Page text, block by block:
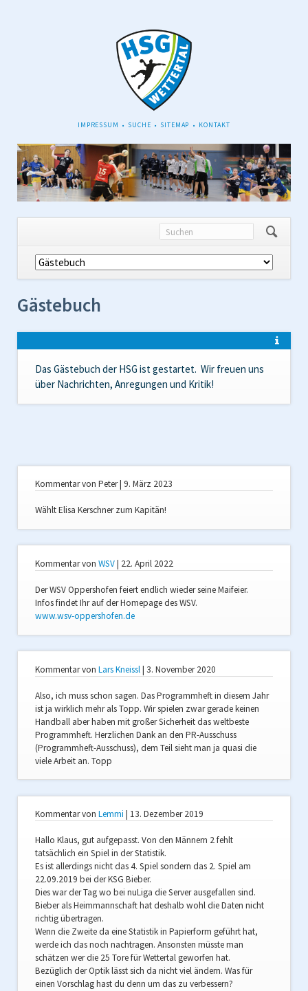
NAVIGATION
IMPRESSUM SUCHE SITEMAP KONTAKT
Navigation
überspringen
Gästebuch
Das Gästebuch der HSG ist gestartet. Wir freuen uns
über Nachrichten, Anregungen und Kritik!
Kommentar von Peter | 9. März 2023
Wählt Elisa Kerschner zum Kapitän!
Kommentar von WSV| 22. April 2022
Der WSV Oppershofen feiert endlich wieder seine Maifeier.
Infos findet Ihr auf der Homepage des WSV.
www.wsv-oppershofen.de
Kommentar von Lars Kneissl| 3. November 2020
Also, ich muss schon sagen. Das Programmheft in diesem Jahr
ist ja wirklich mehr als Topp. Wir spielen zwar gerade keinen
Handball aber haben mit großer Sicherheit das weltbeste
Programmheft. Herzlichen Dank an den PR-Ausschuss
(Programmheft-Ausschuss), dem Teil sieht man ja quasi die
viele Arbeit an. Topp
Kommentar von Lemmi 13. Dezember 2019
Hallo Klaus, gut aufgepasst. Von den Männern 2 fehlt
tatsächlich ein Spiel in der Statistik.
Es ist allerdings nicht das 4. Spiel sondern das 2. Spiel am
22.09.2019 bei der KSG Bieber.
Dies war der Tag wo bei nuLiga die Server ausgefallen sind.
Bieber als Heimmannschaft hat deshalb wohl die Daten nicht
richtig übertragen.
Wenn die Zweite da eine Statistik in Papierform geführt hat,
werde ich das noch nachtragen. Ansonsten müsste man
schätzen wer die 25 Tore für Wettertal geworfen hat.
Bezüglich der Optik lässt sich da nicht viel ändern. Was für
einen Vorschlag hast du denn um das zu verbessern?